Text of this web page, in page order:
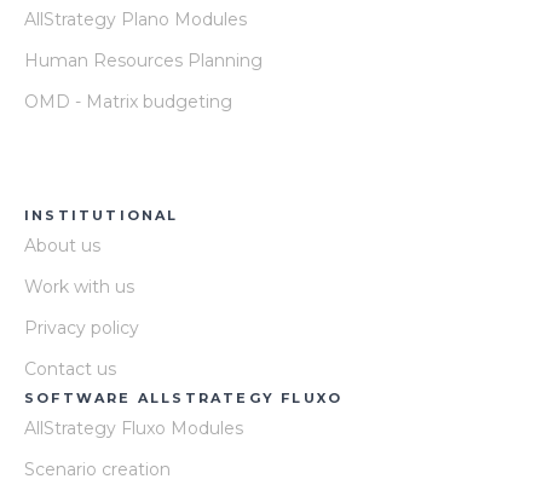
AllStrategy Plano Modules
Human Resources Planning
OMD - Matrix budgeting
INSTITUTIONAL
About us
Work with us
Privacy policy
Contact us
SOFTWARE ALLSTRATEGY FLUXO
AllStrategy Fluxo Modules
Scenario creation